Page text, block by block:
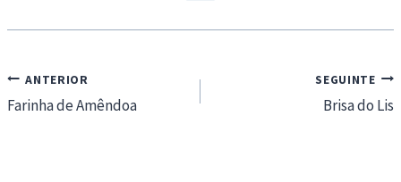
Navegação
de
ANTERIOR
Farinha de Amêndoa
SEGUINTE
Brisa do Lis